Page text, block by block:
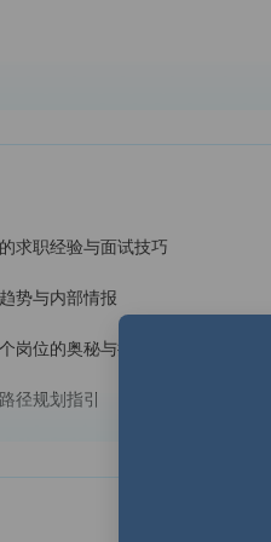
求职经验与面试技巧
势与内部情报
岗位的奥秘与挑战
径规划指引